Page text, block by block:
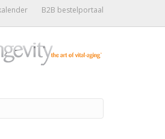
B2B bestelportaal